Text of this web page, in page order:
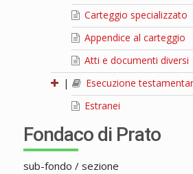
Carteggio specializzato
Appendice al carteggio
Atti e documenti diversi
|
Esecuzione
Estranei
Fondaco di Prato
sub-fondo / sezione